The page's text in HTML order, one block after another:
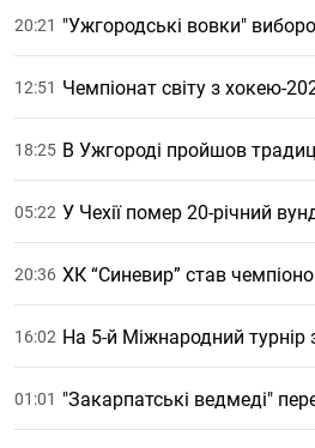
20:21 "Ужгородські вовки"
12:51 Чемпіонат світу з хокею-
18:25 В Ужгороді пройшов
05:22 У Чехії помер 20-річний
20:36 ХК “Синевир” став
16:02 На 5-й Міжнародний
01:01 "Закарпатські ведмеді"